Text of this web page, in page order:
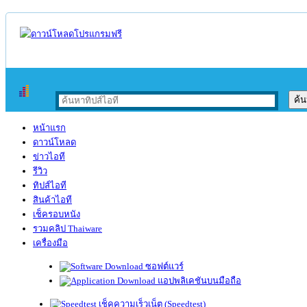
หน้าแรก
ดาวน์โหลด
ข่าวไอที
รีวิว
ทิปส์ไอที
สินค้าไอที
เช็ครอบหนัง
รวมคลิป Thaiware
เครื่องมือ
ซอฟต์แวร์
แอปพลิเคชันบนมือถือ
เช็คความเร็วเน็ต (Speedtest)